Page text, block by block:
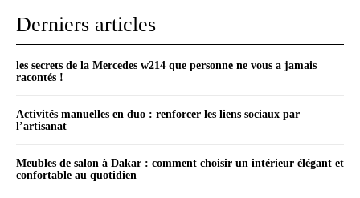
Derniers articles
les secrets de la Mercedes w214 que personne ne vous a jamais
racontés !
Activités manuelles en duo : renforcer les liens sociaux par
l’artisanat
Meubles de salon à Dakar : comment choisir un intérieur élégant et
confortable au quotidien